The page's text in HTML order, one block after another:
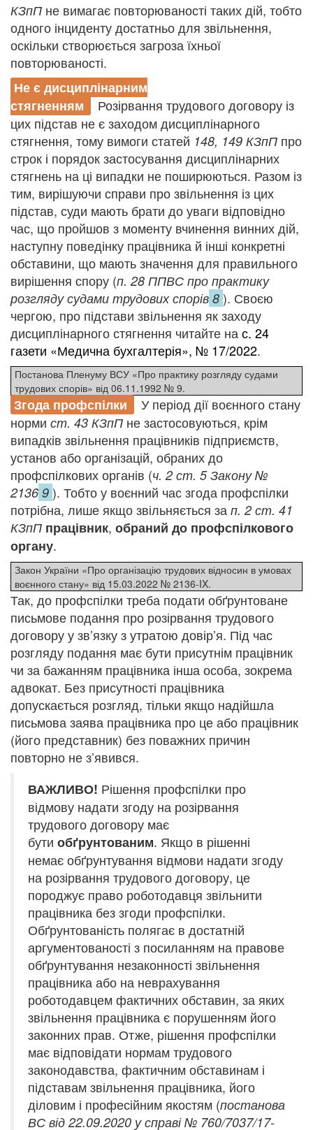
КЗпП не вимагає повторюваності таких дій, тобто
одного інциденту достатньо для звільнення,
оскільки створюється загроза їхньої
повторюваності.
Не є дисциплінарним
стягненням
Розірвання трудового договору із
цих підстав не є заходом дисциплінарного
стягнення, тому вимоги статей 148, 149 КЗпП про
строк і порядок застосування дисциплінарних
стягнень на ці випадки не поширюються. Разом із
тим, вирішуючи справи про звільнення із цих
підстав, суди мають брати до уваги відповідно
час, що пройшов з моменту вчинення винних дій,
наступну поведінку працівника й інші конкретні
обставини, що мають значення для правильного
вирішення спору (п. 28 ППВС про практику
розгляду судами трудових спорів 8 ). Своєю
чергою, про підстави звільнення як заходу
дисциплінарного стягнення читайте на с. 24
газети «Медична бухгалтерія», № 17/2022.
Постанова Пленуму ВСУ «Про практику розгляду судами
трудових спорів» від 06.11.1992 № 9.
Згода профспілки
У період дії воєнного стану
норми ст. 43 КЗпП не застосовуються, крім
випадків звільнення працівників підприємств,
установ або організацій, обраних до
профспілкових органів (ч. 2 ст. 5 Закону №
2136 9 ). Тобто у воєнний час згода профспілки
потрібна, лише якщо звільняється за п. 2 ст. 41
КЗпП працівник, обраний до профспілкового
органу.
Закон України «Про організацію трудових відносин в умовах
воєнного стану» від 15.03.2022 № 2136-IX.
Так, до профспілки треба подати обґрунтоване
письмове подання про розірвання трудового
договору у зв’язку з утратою довір’я. Під час
розгляду подання має бути присутнім працівник
чи за бажанням працівника інша особа, зокрема
адвокат. Без присутності працівника
допускається розгляд, тільки якщо надійшла
письмова заява працівника про це або працівник
(його представник) без поважних причин
повторно не з’явився.
ВАЖЛИВО! Рішення профспілки про
відмову надати згоду на розірвання
трудового договору має
бути обґрунтованим. Якщо в рішенні
немає обґрунтування відмови надати згоду
на розірвання трудового договору, це
породжує право роботодавця звільнити
працівника без згоди профспілки.
Обґрунтованість полягає в достатній
аргументованості з посиланням на правове
обґрунтування незаконності звільнення
працівника або на неврахування
роботодавцем фактичних обставин, за яких
звільнення працівника є порушенням його
законних прав. Отже, рішення профспілки
має відповідати нормам трудового
законодавства, фактичним обставинам і
підставам звільнення працівника, його
діловим і професійним якостям (постанова
ВС від 22.09.2020 у справі № 760/7037/17-